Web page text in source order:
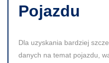
Pojazdu
Dla uzyskania bardziej
danych na temat pojazdu,